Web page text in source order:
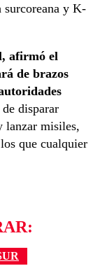
surcoreana y K-
afirmó el
de brazos
disparar
misiles,
que cualquier